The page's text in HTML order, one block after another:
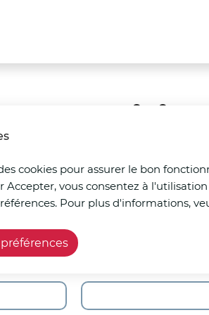
cookies pour assurer le bon
Accepter, vous consentez à
Pour plus d'informations,
contenu principal Consulter le